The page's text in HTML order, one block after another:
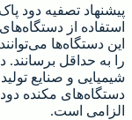
پیشنهاد تصفیه دود
استفاده از
این دستگاه‌ها
را به حداقل
شیمیایی و صنایع
دستگاه‌های مکنده
الزامی است.